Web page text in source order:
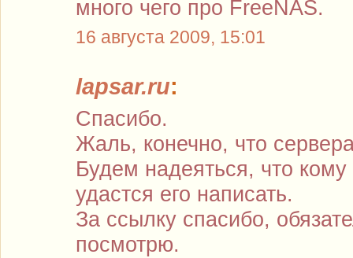
много чего про FreeNAS.
16 августа 2009, 15:01
lapsar.ru:
Спасибо.
Жаль, конечно, что
Будем надеяться, что кому
удастся его написать.
За ссылку спасибо,
посмотрю.